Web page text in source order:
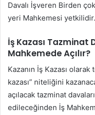
Davalı İşveren Birden
yeri Mahkemesi yetkilidir.
İş Kazası Tazminat
Mahkemede Açılır?
Kazanın İş Kazası
kazası” niteliğini
açılacak tazminat
edileceğinden İş